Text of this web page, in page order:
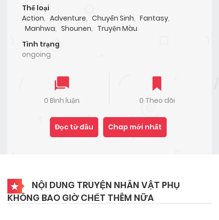
Thể loại
Action, Adventure, Chuyển Sinh, Fantasy,
Manhwa, Shounen, Truyện Màu
Tình trạng
ongoing
0 Bình luận 0 Theo dõi
Đọc từ đầu Chap mới nhất
NỘI DUNG TRUYỆN NHÂN VẬT PHỤ
KHÔNG BAO GIỜ CHẾT THÊM NỮA